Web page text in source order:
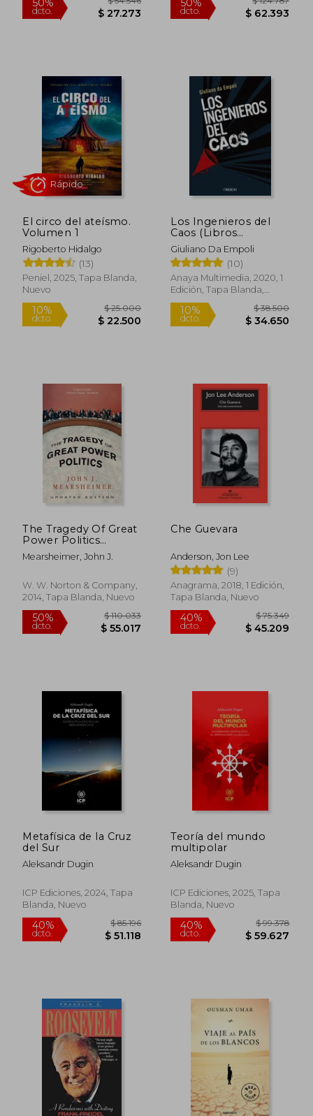
50%
dcto.
$ 54.546
$ 27.273
Rápido
50%
dcto.
El circo del ateísmo.
Volumen 1
Rigoberto Hidalgo
(13)
Peniel, 2025, Tapa Blanda,
Nuevo
10%
dcto.
Los Ingenieros del
Caos (Libros
Singulares)
Giuliano Da Empoli
(10)
Anaya Multimedia, 2020, 1
Edición, Tapa Blanda,
Nuevo
10%
dcto.
The Tragedy Of Great
Power Politics
(updated Edition) (en
Inglés)
Mearsheimer, John J.
W. W. Norton & Company,
2014, Tapa Blanda, Nuevo
50%
dcto.
$ 110.033
Che Guevara
Anderson, Jon Lee
(9)
Anagrama, 2018, 1 Edición,
Tapa Blanda, Nuevo
40%
dcto.
Metafísica de la Cruz
del Sur
Aleksandr Dugin
ICP Ediciones, 2024, Tapa
Blanda, Nuevo
Teoría del mundo
multipolar
Aleksandr Dugin
ICP Ediciones, 2025, Tapa
Blanda, Nuevo